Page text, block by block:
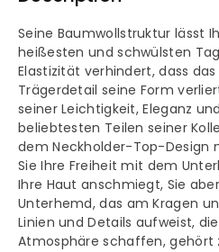
Sport-
BH,
Dehnbares
Strick-
Unterhemd
mit
Sport-
BH,
Strick-
mit
Seine Baumwollstruktur lässt
heißesten und schwülsten
Elastizität verhindert, dass
Trägerdetail seine Form
seiner Leichtigkeit, Eleganz
beliebtesten Teilen seiner
dem Neckholder-Top-Design
Sie Ihre Freiheit mit dem
Ihre Haut anschmiegt, Sie
Unterhemd, das am Kragen
Linien und Details aufweist,
Atmosphäre schaffen, gehört